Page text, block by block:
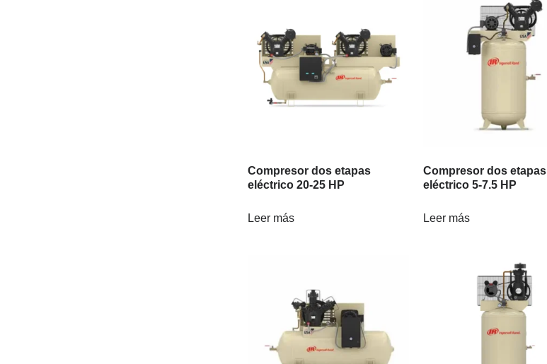
Compresor dos etapas
eléctrico 20-25 HP
Leer más
Compresor dos etapas
eléctrico 5-7.5 HP
Leer más